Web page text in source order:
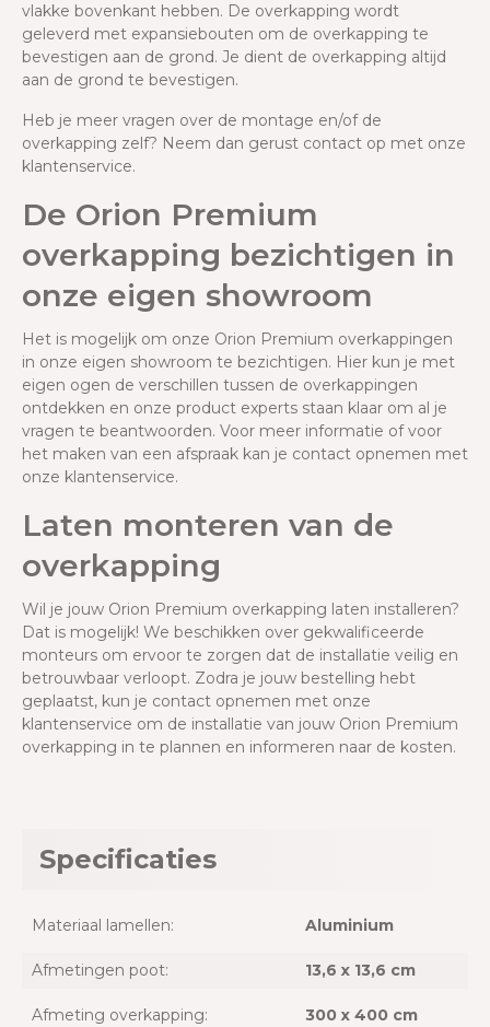
vlakke bovenkant hebben. De overkapping wordt
geleverd met expansiebouten om de overkapping te
bevestigen aan de grond. Je dient de overkapping altijd
aan de grond te bevestigen.
Heb je meer vragen over de montage en/of de
overkapping zelf? Neem dan gerust contact op met onze
klantenservice.
De Orion Premium
overkapping bezichtigen in
onze eigen showroom
Het is mogelijk om onze Orion Premium overkappingen
in onze eigen showroom te bezichtigen. Hier kun je met
eigen ogen de verschillen tussen de overkappingen
ontdekken en onze product experts staan klaar om al je
vragen te beantwoorden. Voor meer informatie of voor
het maken van een afspraak kan je contact opnemen met
onze klantenservice.
Laten monteren van de
overkapping
Wil je jouw Orion Premium overkapping laten installeren?
Dat is mogelijk! We beschikken over gekwalificeerde
monteurs om ervoor te zorgen dat de installatie veilig en
betrouwbaar verloopt. Zodra je jouw bestelling hebt
geplaatst, kun je contact opnemen met onze
klantenservice om de installatie van jouw Orion Premium
overkapping in te plannen en informeren naar de kosten.
Specificaties
Materiaal lamellen: Aluminium
Afmetingen poot: 13,6 x 13,6 cm
Afmeting overkapping: 300 x 400 cm